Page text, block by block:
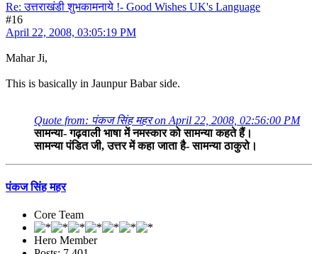
Re: उत्तराखंडी शुभकामनाये !- Good Wishes UK's Language
#16
April 22, 2008, 03:05:19 PM
Mahar Ji,
This is basically in Jaunpur Babar side.
Quote from: पंकज सिंह महर on April 22, 2008, 02:56:00 PM
सामन्या- गढ़वाली भाषा में नमस्कार को सामन्या कहते हैं।
सामन्या पंडित जी, उत्तर में कहा जाता है- सामन्या ठाकुरो।
पंकज सिंह महर
Core Team
Hero Member